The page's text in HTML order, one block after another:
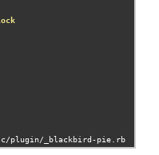
/plugin/ _blackbird-pie rb